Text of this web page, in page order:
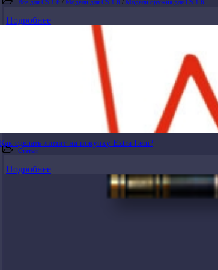
Все для CS 1.6 / Модели для CS 1.6 / Модели оружия для CS 1.6
Подробнее
Как сделать лимит на покупку Extra Item?
Статьи
Подробнее